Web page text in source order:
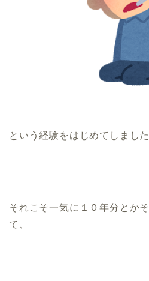
という経験をはじめてしまし
それこそ一気に１０年分とか
て、